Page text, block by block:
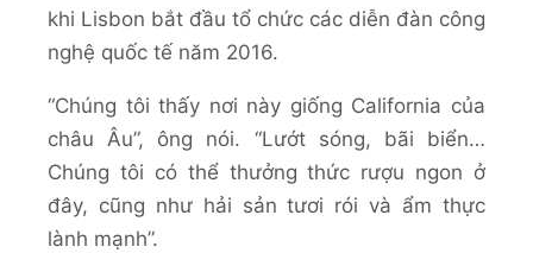
khi Lisbon bắt đầu tổ chức các diễn đàn công
nghệ quốc tế năm 2016.
“Chúng tôi thấy nơi này giống California của
châu Âu”, ông nói. “Lướt sóng, bãi biển…
Chúng tôi có thể thưởng thức rượu ngon ở
đây, cũng như hải sản tươi rói và ẩm thực
lành mạnh”.